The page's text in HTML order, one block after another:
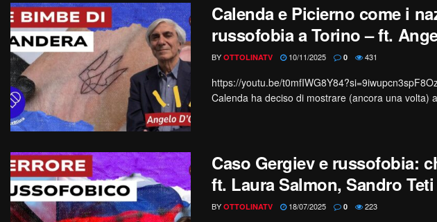
Calenda e Picierno come i
russofobia a Torino – ft.
BY OTTOLINATV 10/11/2025 0 431
https://youtu.be/
Calenda ha deciso di mostrare (ancora una volta)
Caso Gergiev e russofobia:
ft. Laura Salmon, Sandro Teti
BY OTTOLINATV 18/07/2025 0 223